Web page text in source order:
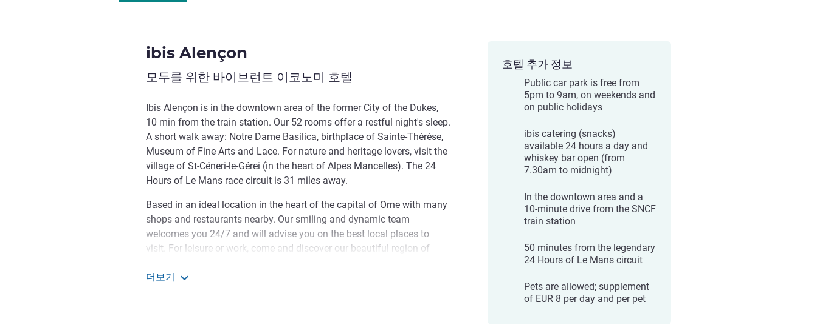
ibis Alençon
모두를 위한 바이브런트 이코노미 호텔
Ibis Alençon is in the downtown area of the former City of the Dukes,
10 min from the train station. Our 52 rooms offer a restful night's sleep.
A short walk away: Notre Dame Basilica, birthplace of Sainte-Thérèse,
Museum of Fine Arts and Lace. For nature and heritage lovers, visit the
village of St-Céneri-le-Gérei (in the heart of Alpes Mancelles). The 24
Hours of Le Mans race circuit is 31 miles away.
Based in an ideal location in the heart of the capital of Orne with many
shops and restaurants nearby. Our smiling and dynamic team
welcomes you 24/7 and will advise you on the best local places to
visit. For leisure or work, come and discover our beautiful region of
더보기
호텔 추가 정보
Public car park is free from
5pm to 9am, on weekends and
on public holidays
ibis catering (snacks)
available 24 hours a day and
whiskey bar open (from
7.30am to midnight)
In the downtown area and a
10-minute drive from the SNCF
train station
50 minutes from the legendary
24 Hours of Le Mans circuit
Pets are allowed; supplement
of EUR 8 per day and per pet